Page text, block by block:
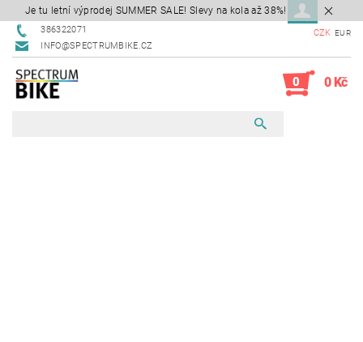
Je tu letní výprodej SUMMER SALE! Slevy na kola až 38%!
386322071
INFO@SPECTRUMBIKE.CZ
CZK EUR
0 0 Kč